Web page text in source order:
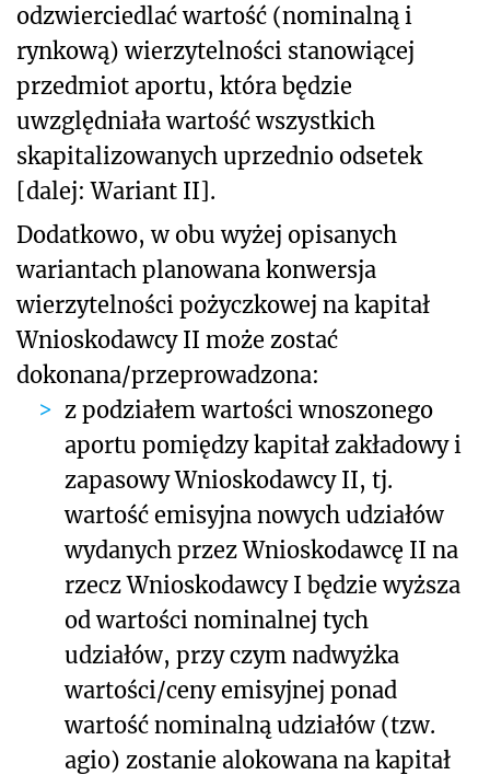
odzwierciedlać wartość (nominalną i
rynkową) wierzytelności stanowiącej
przedmiot aportu, która będzie
uwzględniała wartość wszystkich
skapitalizowanych uprzednio odsetek
[dalej: Wariant II].
Dodatkowo, w obu wyżej opisanych
wariantach planowana konwersja
wierzytelności pożyczkowej na kapitał
Wnioskodawcy II może zostać
dokonana/przeprowadzona:
z podziałem wartości wnoszonego
aportu pomiędzy kapitał zakładowy i
zapasowy Wnioskodawcy II, tj.
wartość emisyjna nowych udziałów
wydanych przez Wnioskodawcę II na
rzecz Wnioskodawcy I będzie wyższa
od wartości nominalnej tych
udziałów, przy czym nadwyżka
wartości/ceny emisyjnej ponad
wartość nominalną udziałów (tzw.
agio) zostanie alokowana na kapitał